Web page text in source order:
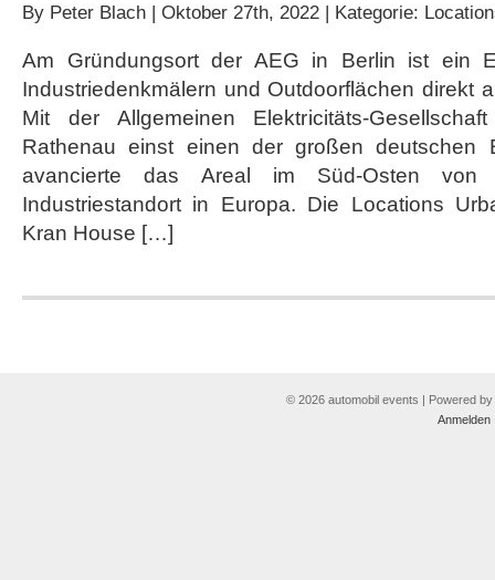
By Peter Blach | Oktober 27th, 2022 | Kategorie:
Am Gründungsort der AEG in Berlin ist ein
Industriedenkmälern und Outdoorflächen direkt
Mit der Allgemeinen Elektricitäts-
Rathenau einst einen der großen deutschen
avancierte das Areal im Süd-Osten von
Industriestandort in Europa. Die Locations
Kran House […]
© 2026 automobil events | Powered by
Anmelden|